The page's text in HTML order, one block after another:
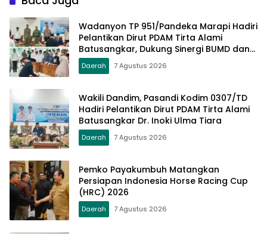
Wadanyon TP 951/Pandeka Marapi Hadiri
Pelantikan Dirut PDAM Tirta Alami
Batusangkar, Dukung Sinergi BUMD dan
Keamanan Daerah
Daerah 7 Agustus 2026
Wakili Dandim, Pasandi Kodim 0307/TD
Hadiri Pelantikan Dirut PDAM Tirta Alami
Batusangkar Dr. Inoki Ulma Tiara
Daerah 7 Agustus 2026
Pemko Payakumbuh Matangkan
Persiapan Indonesia Horse Racing Cup
(HRC) 2026
Daerah 7 Agustus 2026